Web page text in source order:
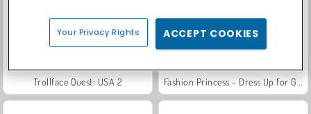
Trollface Quest: USA 2
Your Privacy Rights ACCEPT COOKIES